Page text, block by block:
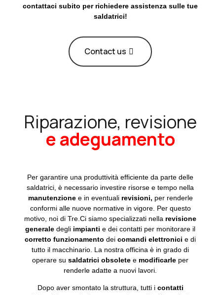
contattaci subito per richiedere assistenza sulle tue
saldatrici!
Contact us
Riparazione, revisione
e adeguamento
Per garantire una produttività efficiente da parte delle
saldatrici, è necessario investire risorse e tempo nella
manutenzionee in eventuali revisioni, per renderle
conformi alle nuove normative in vigore. Per questo
motivo, noi di Tre.Ci siamo specializzati nella revisione
generale degli impianti e dei contatti per monitorare il
corretto funzionamento deicomandi elettronici e di
tutto il macchinario. La nostra officina è in grado di
operare susaldatrici obsolete e modificarle per
renderle adatte a nuovi lavori.
Dopo aver smontato la struttura, tutti i contatti